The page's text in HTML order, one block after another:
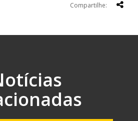
Compartilhe: